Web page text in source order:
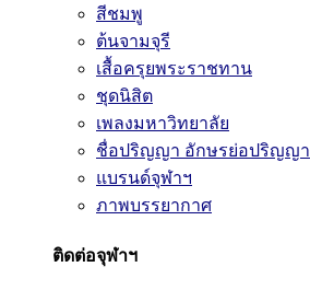
สีชมพู
ต้นจามจุรี
เสื้อครุยพระราชทาน
ชุดนิสิต
เพลงมหาวิทยาลัย
ชื่อปริญญา อักษรย่อปริญญา
แบรนด์จุฬาฯ
ภาพบรรยากาศ
ติดต่อจุฬาฯ